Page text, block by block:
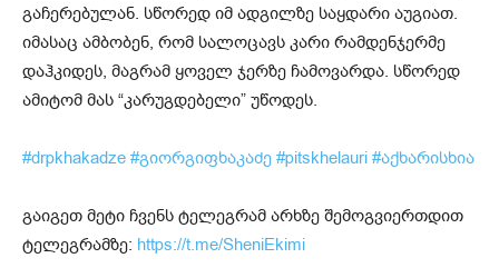
გა­ჩე­რე­ბუ­ლან. სწო­რედ იმ ად­გილ­ზე საყ­და­რი აუგი­ათ.
იმა­საც ამ­ბო­ბენ, რომ სა­ლო­ცავს კა­რი რამ­დენ­ჯერ­მე
დაჰ­კი­დეს, მაგ­რამ ყო­ველ ჯერ­ზე ჩა­მო­ვარ­და. სწო­რედ
ამი­ტომ მას “კა­რუგ­დე­ბე­ლი” უწო­დეს.
#drpkhakadze #გიორგიფხაკაძე #pitskhelauri #აქხარისხია
გაიგეთ მეტი ჩვენს ტელეგრამ არხზე შემოგვიერთდით
ტელეგრამზე: https://t.me/SheniEkimi